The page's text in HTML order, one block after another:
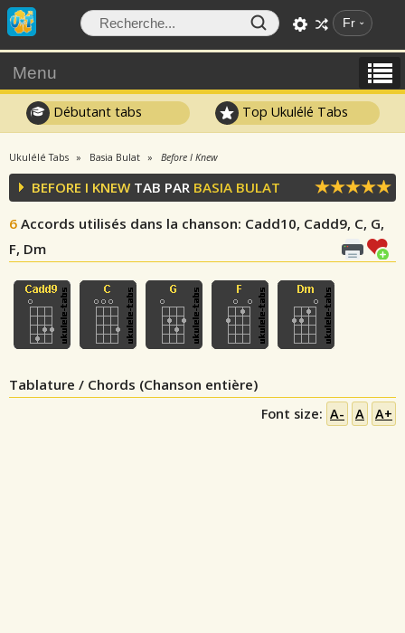
Fr
Menu
Débutant tabs Top Ukulélé Tabs
Ukulélé Tabs Basia Bulat Before I Knew
BEFORE I KNEW TAB PAR BASIA BULAT
6 Accords utilisés dans la chanson: Cadd10, Cadd9, C, G,
F, Dm
Tablature / Chords (Chanson entière)
Font size: A- A A+